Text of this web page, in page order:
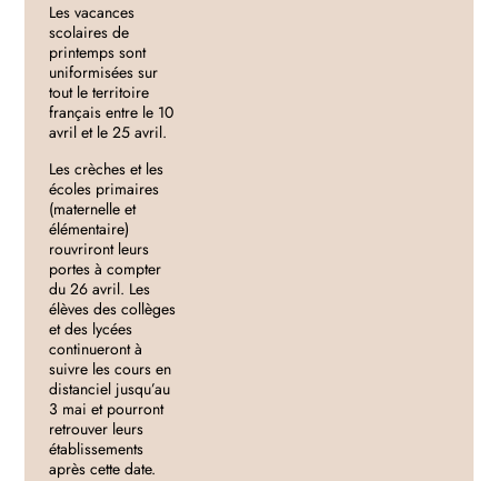
Les vacances
scolaires de
printemps sont
uniformisées sur
tout le territoire
français entre le 10
avril et le 25 avril.
Les crèches et les
écoles primaires
(maternelle et
élémentaire)
rouvriront leurs
portes à compter
du 26 avril. Les
élèves des collèges
et des lycées
continueront à
suivre les cours en
distanciel jusqu’au
3 mai et pourront
retrouver leurs
établissements
après cette date.